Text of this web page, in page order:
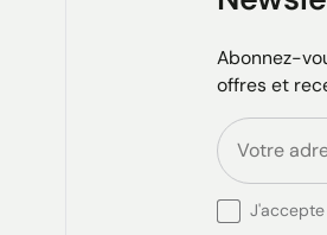
Abonnez-
offres et